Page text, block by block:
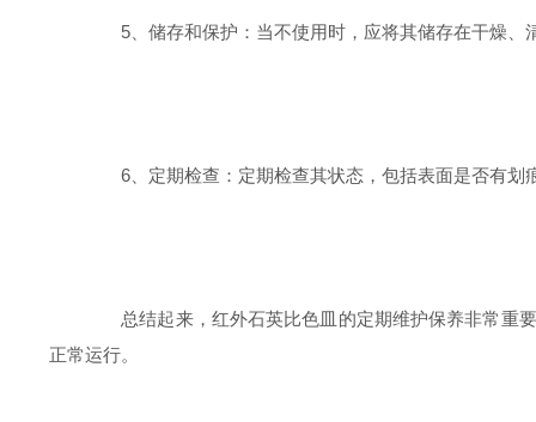
5、储存和保护：当不使用时，应将其储存在干燥、
6、定期检查：定期检查其状态，包括表面是否有划
总结起来，红外石英比色皿的定期维护保养非常重要
正常运行。